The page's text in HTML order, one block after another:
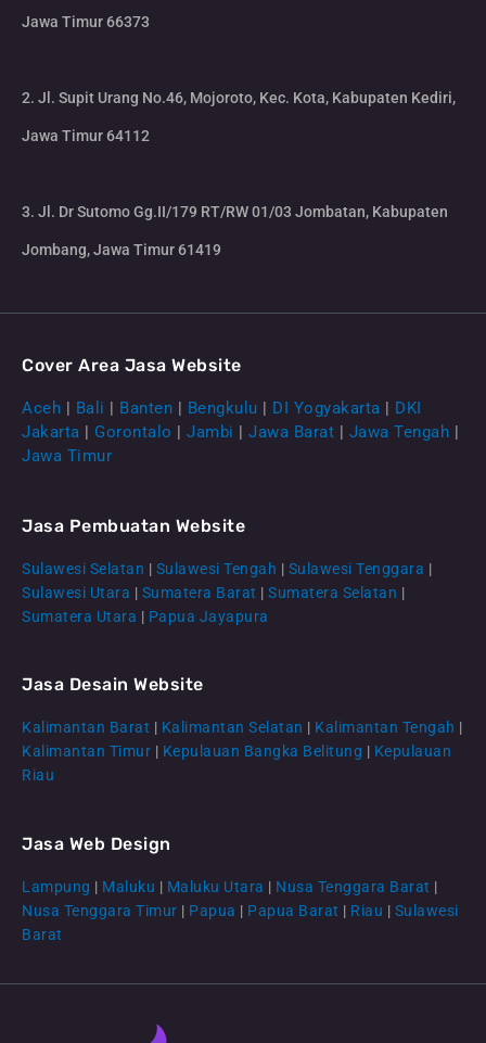
CS Lenteraweb
Jawa Timur 66373
2. Jl. Supit Urang No.46, Mojoroto, Kec. Kota, Kabupaten Kediri,
Jawa Timur 64112
3. Jl. Dr Sutomo Gg.II/179 RT/RW 01/03 Jombatan, Kabupaten
Jombang, Jawa Timur 61419
Cover Area Jasa Website
Aceh | Bali | Banten | Bengkulu | DI Yogyakarta | DKI
Jakarta | Gorontalo | Jambi | Jawa Barat | Jawa Tengah |
Jawa Timur
Jasa Pembuatan Website
Sulawesi Selatan | Sulawesi Tengah | Sulawesi Tenggara |
Sulawesi Utara | Sumatera Barat | Sumatera Selatan |
Sumatera Utara | Papua Jayapura
Jasa Desain Website
Kalimantan Barat | Kalimantan Selatan | Kalimantan Tengah |
Kalimantan Timur | Kepulauan Bangka Belitung | Kepulauan
Riau
Jasa Web Design
Lampung | Maluku | Maluku Utara | Nusa Tenggara Barat |
Nusa Tenggara Timur | Papua | Papua Barat | Riau | Sulawesi
Barat